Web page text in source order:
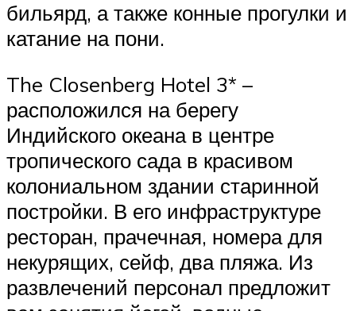
бильярд, а также конные прогулки и
катание на пони.
The Closenberg Hotel 3* –
расположился на берегу
Индийского океана в центре
тропического сада в красивом
колониальном здании старинной
постройки. В его инфраструктуре
ресторан, прачечная, номера для
некурящих, сейф, два пляжа. Из
развлечений персонал предложит